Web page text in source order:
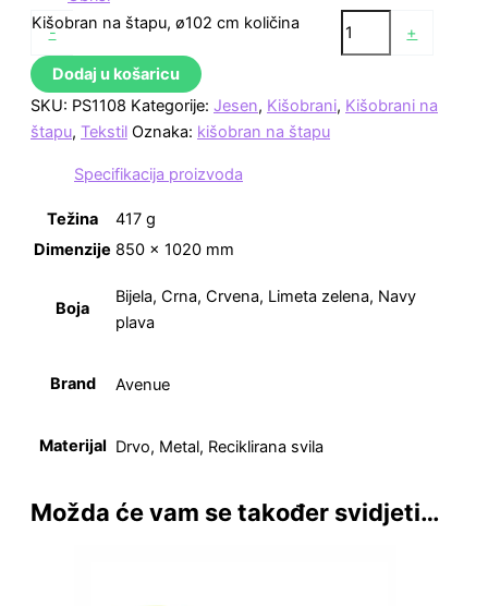
-
Kišobran na štapu, ø102 cm količina +
Dodaj u košaricu
SKU: PS1108 Kategorije: Jesen, Kišobrani, Kišobrani na
štapu, Tekstil Oznaka: kišobran na štapu
Specifikacija proizvoda
Težina
417 g
Dimenzije 850 × 1020 mm
Boja
Bijela, Crna, Crvena, Limeta zelena, Navy
plava
Brand Avenue
Materijal Drvo, Metal, Reciklirana svila
Možda će vam se također svidjeti…